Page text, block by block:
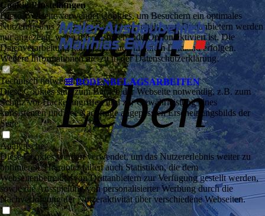
BODENBELAGS­ARBEITEN
zum
Leben
Cookie-Einstellungen
Diese Webseite verwendet Cookies, um Besuchern ein optimales
Nutzererlebnis zu bieten. Bestimmte Inhalte von Drittanbietern werden
nur angezeigt, wenn die entsprechende Option aktiviert ist. Die
Datenverarbeitung kann dann auch in einem Drittland erfolgen.
Weitere Informationen hierzu in der Datenschutzerklärung.
Technisch notwendige
Diese Cookies sind zum Betrieb der Webseite notwendig, z.B. zum
Schutz vor Hackerangriffen und zur Gewährleistung eines
konsistenten und der Nachfrage angepassten Erscheinungsbilds der
Seite.
Analytische
Diese Cookies werden verwendet, um das Nutzererlebnis weiter zu
optimieren. Hierunter fallen auch Statistiken, die dem
Webseitenbetreiber von Drittanbietern zur Verfügung gestellt werden,
sowie die Ausspielung von personalisierter Werbung durch die
Nachverfolgung der Nutzeraktivität über verschiedene Webseiten.